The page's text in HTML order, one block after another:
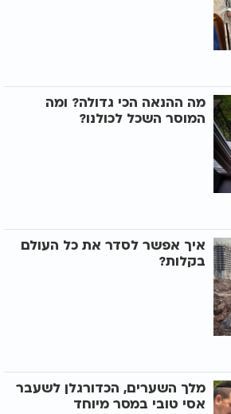
מה ההנאה הכי גדולה? ומה
המוסר השכל לכולנו?
איך אפשר לסדר את כל העולם
בקלות?
מלך השערים, הכדורגלן לשעבר
אסי טובי במסר מיוחד